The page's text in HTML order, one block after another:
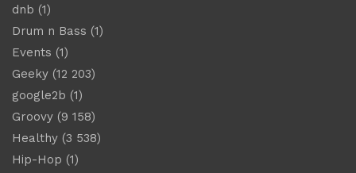
dnb (1)
Drum n Bass (1)
Events (1)
Geeky (12 203)
google2b (1)
Groovy (9 158)
Healthy (3 538)
Hip-Hop (1)